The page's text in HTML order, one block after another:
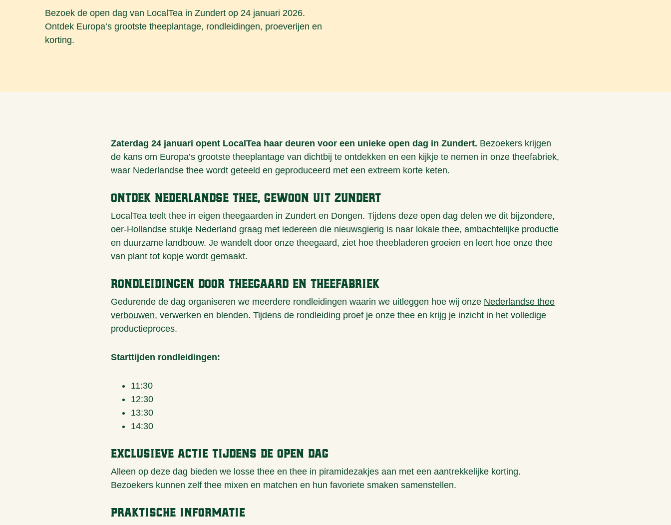
Bezoek de open dag van LocalTea in Zundert op 24 januari 2026.
Ontdek Europa’s grootste theeplantage, rondleidingen, proeverijen en
korting.
Zaterdag 24 januari opent LocalTea haar deuren voor een unieke open dag in Zundert. Bezoekers krijgen
de kans om Europa’s grootste theeplantage van dichtbij te ontdekken en een kijkje te nemen in onze theefabriek,
waar Nederlandse thee wordt geteeld en geproduceerd met een extreem korte keten.
Ontdek Nederlandse thee, gewoon uit Zundert
LocalTea teelt thee in eigen theegaarden in Zundert en Dongen. Tijdens deze open dag delen we dit bijzondere,
oer-Hollandse stukje Nederland graag met iedereen die nieuwsgierig is naar lokale thee, ambachtelijke productie
en duurzame landbouw. Je wandelt door onze theegaard, ziet hoe theebladeren groeien en leert hoe onze thee
van plant tot kopje wordt gemaakt.
Rondleidingen door theegaard en theefabriek
Gedurende de dag organiseren we meerdere rondleidingen waarin we uitleggen hoe wij onze Nederlandse thee
verbouwen, verwerken en blenden. Tijdens de rondleiding proef je onze thee en krijg je inzicht in het volledige
productieproces.
Starttijden rondleidingen:
11:30
12:30
13:30
14:30
Exclusieve actie tijdens de open dag
Alleen op deze dag bieden we losse thee en thee in piramidezakjes aan met een aantrekkelijke korting.
Bezoekers kunnen zelf thee mixen en matchen en hun favoriete smaken samenstellen.
Praktische informatie